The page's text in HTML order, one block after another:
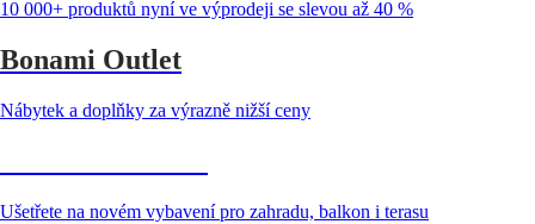
10 000+ produktů nyní ve výprodeji se slevou až 40 %
Bonami Outlet
Nábytek a doplňky za výrazně nižší ceny
Ušetřete na novém vybavení pro zahradu, balkon i terasu